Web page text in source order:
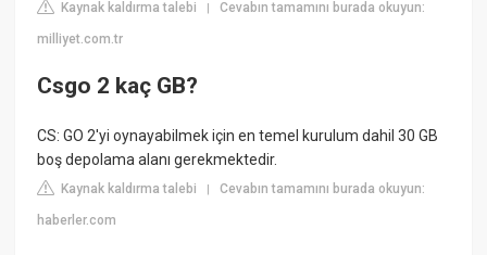
Kaynak kaldırma talebi |Cevabın tamamını burada okuyun:
milliyet.com.tr
Csgo 2 kaç GB?
CS: GO 2'yi oynayabilmek için en temel kurulum dahil 30 GB
boş depolama alanı gerekmektedir.
Kaynak kaldırma talebi |Cevabın tamamını burada okuyun:
haberler.com